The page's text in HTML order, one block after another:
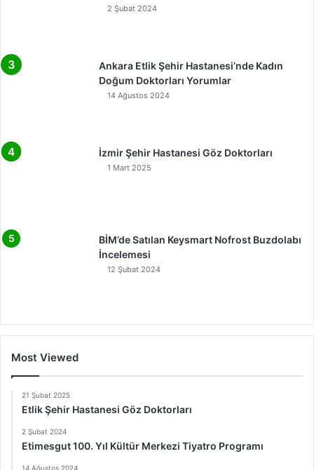
2 Şubat 2024
Ankara Etlik Şehir Hastanesi’nde Kadın
Doğum Doktorları Yorumlar
14 Ağustos 2024
İzmir Şehir Hastanesi Göz Doktorları
1 Mart 2025
BİM’de Satılan Keysmart Nofrost Buzdolabı
İncelemesi
12 Şubat 2024
Most Viewed
21 Şubat 2025
Etlik Şehir Hastanesi Göz Doktorları
2 Şubat 2024
Etimesgut 100. Yıl Kültür Merkezi Tiyatro Programı
14 Ağustos 2024